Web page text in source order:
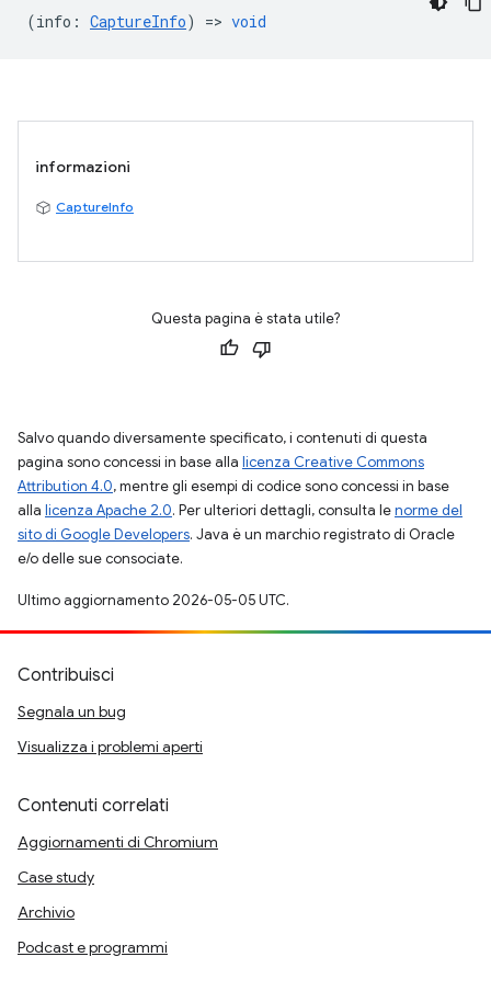
(info : CaptureInfo) => void
informazioni
CaptureInfo
Questa pagina è stata utile?
Salvo quando diversamente specificato, i contenuti di questa
pagina sono concessi in base alla licenza Creative Commons
Attribution 4.0, mentre gli esempi di codice sono concessi in base
alla licenza Apache 2.0. Per ulteriori dettagli, consulta lenorme del
sito di Google Developers. Java è un marchio registrato di Oracle
e/o delle sue consociate.
Ultimo aggiornamento 2026-05-05 UTC.
Contribuisci
Segnala un bug
Visualizza i problemi aperti
Contenuti correlati
Aggiornamenti di Chromium
Case study
Archivio
Podcast e programmi